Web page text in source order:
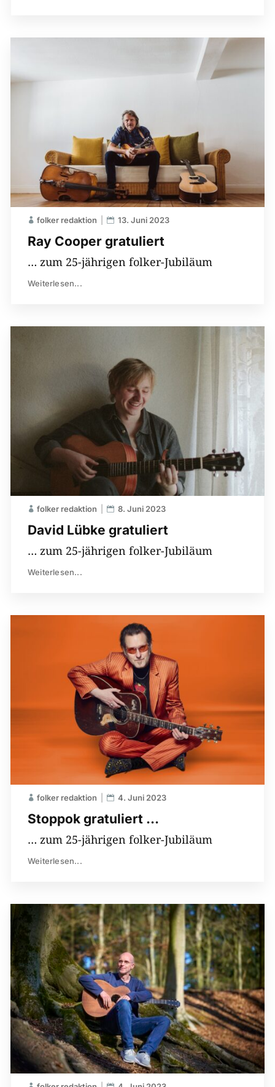
Ray Cooper gratuliert
folker redaktion 13. Juni 2023
… zum 25-jährigen folker-Jubiläum
Weiterlesen...
David Lübke gratuliert
folker redaktion 8. Juni 2023
… zum 25-jährigen folker-Jubiläum
Weiterlesen...
Stoppok gratuliert …
folker redaktion 4. Juni 2023
… zum 25-jährigen folker-Jubiläum
Weiterlesen...